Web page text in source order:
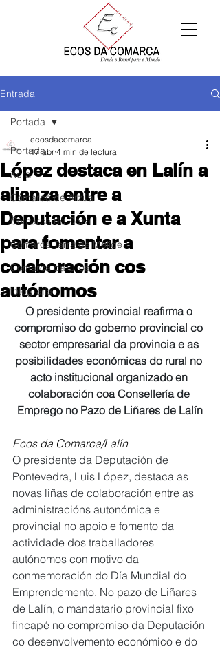
Entrada
Portada
Xeral
Comarca de Arzúa
Comarca de Deza
Comarca Terra de Melide
Comarca da Ulloa
fotografía
Portada
López destaca en Lalín a
alianza entre a
Deputación e a Xunta
para fomentar a
colaboración cos
autónomos
ecosdacomarca
17 abr 4 min de lectura
O presidente provincial reafirma o
compromiso do goberno provincial co
sector empresarial da provincia e as
posibilidades económicas do rural no
acto institucional organizado en
colaboración coa Consellería de
Emprego no Pazo de Liñares de Lalín
Ecos da Comarca/Lalín
O presidente da Deputación de
Pontevedra, Luis López, destaca as
novas liñas de colaboración entre as
administracións autonómica e
provincial no apoio e fomento da
actividade dos traballadores
autónomos con motivo da
conmemoración do Día Mundial do
Emprendemento. No pazo de Liñares
de Lalín, o mandatario provincial fixo
fincapé no compromiso da Deputación
co desenvolvemento económico e do